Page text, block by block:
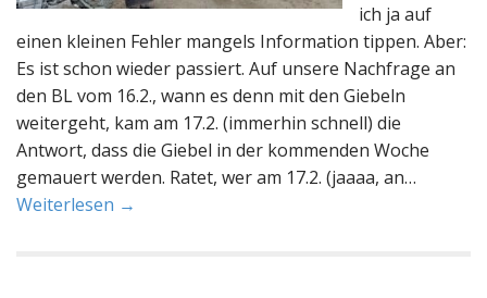
ich ja auf
einen kleinen Fehler mangels Information tippen. Aber:
Es ist schon wieder passiert. Auf unsere Nachfrage an
den BL vom 16.2., wann es denn mit den Giebeln
weitergeht, kam am 17.2. (immerhin schnell) die
Antwort, dass die Giebel in der kommenden Woche
gemauert werden. Ratet, wer am 17.2. (jaaaa, an…
Weiterlesen →